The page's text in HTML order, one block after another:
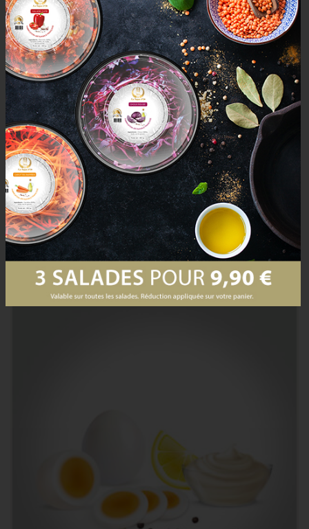
AVIS (0)
AVIS
Il n’y a pas encore d’avis.
Seuls les clients connectés ayant acheté ce produit ont la
possibilité de laisser un avis.
Mais aussi
PRODUCTS